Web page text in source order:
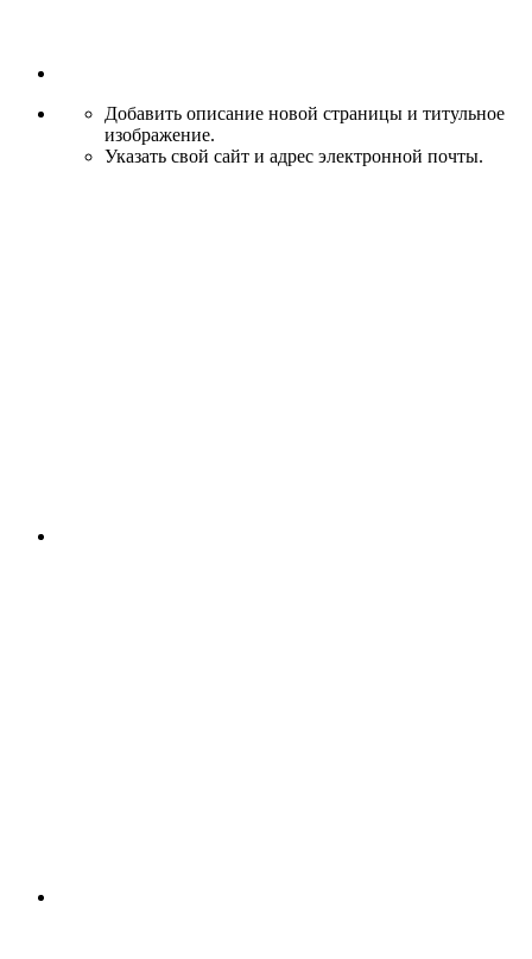
Добавить описание новой страницы и титульное
изображение.
Указать свой сайт и адрес электронной почты.